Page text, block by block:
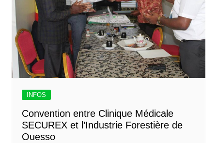
INFOS
Convention entre Clinique Médicale
SECUREX et l’Industrie Forestière de
Ouesso